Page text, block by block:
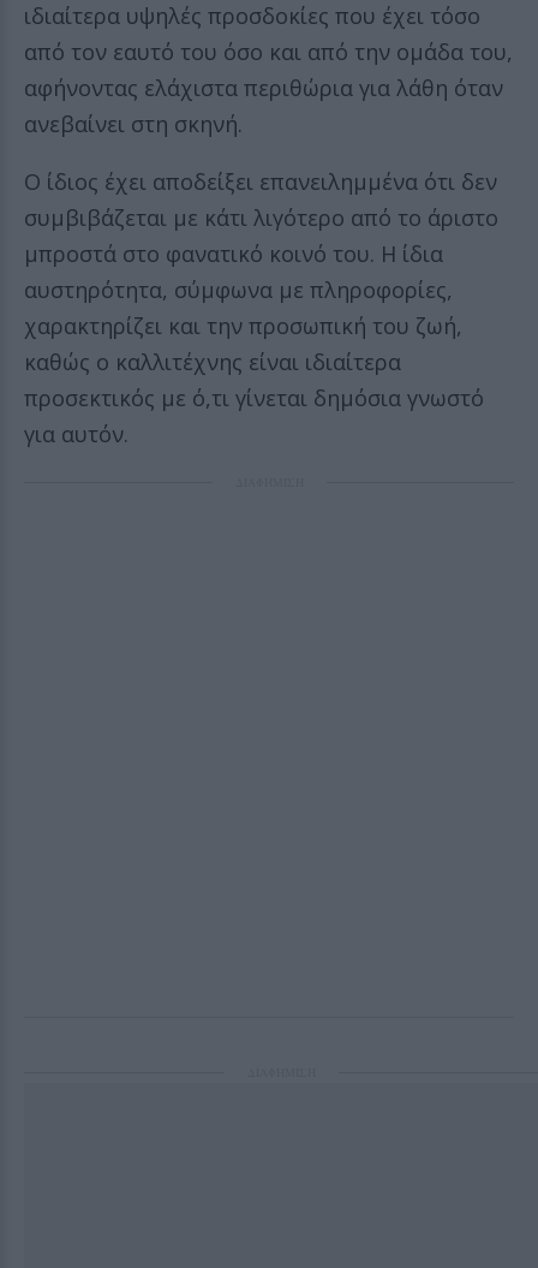
ιδιαίτερα υψηλές προσδοκίες που έχει τόσο
από τον εαυτό του όσο και από την ομάδα του,
αφήνοντας ελάχιστα περιθώρια για λάθη όταν
ανεβαίνει στη σκηνή.
Ο ίδιος έχει αποδείξει επανειλημμένα ότι δεν
συμβιβάζεται με κάτι λιγότερο από το άριστο
μπροστά στο φανατικό κοινό του. Η ίδια
αυστηρότητα, σύμφωνα με πληροφορίες,
χαρακτηρίζει και την προσωπική του ζωή,
καθώς ο καλλιτέχνης είναι ιδιαίτερα
προσεκτικός με ό,τι γίνεται δημόσια γνωστό
για αυτόν.